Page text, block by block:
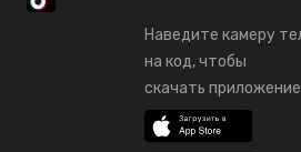
Наведите камеру
на код, чтобы
скачать приложение